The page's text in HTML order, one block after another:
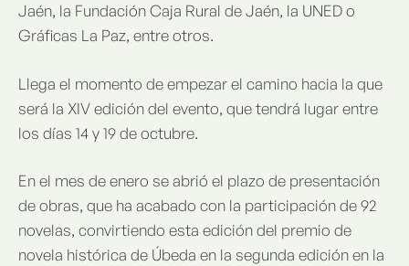
Jaén, la Fundación Caja Rural de Jaén, la UNED o
Gráficas La Paz, entre otros.
Llega el momento de empezar el camino hacia la que
será la XIV edición del evento, que tendrá lugar entre
los días 14 y 19 de octubre.
En el mes de enero se abrió el plazo de presentación
de obras, que ha acabado con la participación de 92
novelas, convirtiendo esta edición del premio de
novela histórica de Úbeda en la segunda edición en la